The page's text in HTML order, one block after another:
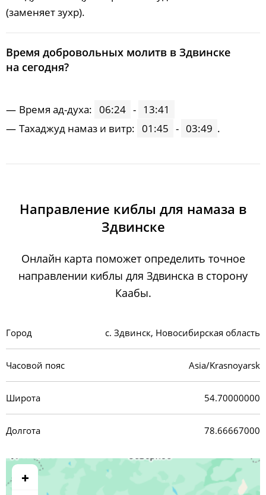
(заменяет зухр).
Время добровольных молитв в Здвинске
на сегодня?
Время ад-духа: 06:24 - 13:41
Тахаджуд намаз и витр: 01:45 - 03:49 .
Направление киблы для намаза в
Здвинске
Онлайн карта поможет определить точное
направлении киблы для Здвинска в сторону
Каабы.
Город с. Здвинск, Новосибирская область
Часовой пояс Asia/Krasnoyarsk
Широта 54.70000000
Долгота 78.66667000
+